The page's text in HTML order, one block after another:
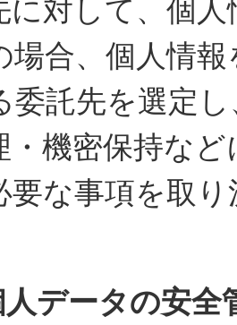
に対して、個
場合、個人情
委託先を選定
・機密保持な
要な事項を取
データの安